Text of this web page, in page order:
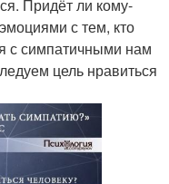
Придёт ли кому-
с тем, кто
с симпатичными нам
цель нравиться